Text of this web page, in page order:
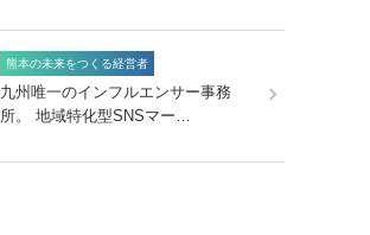
熊本の未来をつくる経営者
九州唯一のインフルエンサー事務
所。 地域特化型SNSマー…